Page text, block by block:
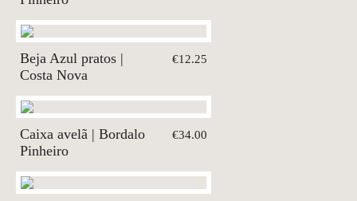
Beja Azul pratos |
Costa Nova
€12.25
Caixa avelã | Bordalo
Pinheiro
€34.00